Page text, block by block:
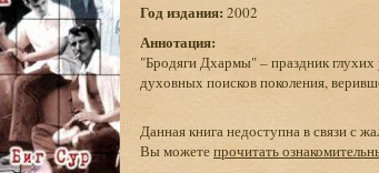
Год издания: 2002
Аннотация:
"Бродяги Дхармы" – праздник глухих
духовных поисков поколения,
Данная книга недоступна в связи с
Вы можетепрочитать